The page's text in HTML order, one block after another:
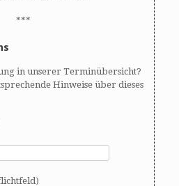
***
in unserer Terminübersicht?
Hinweise über dieses